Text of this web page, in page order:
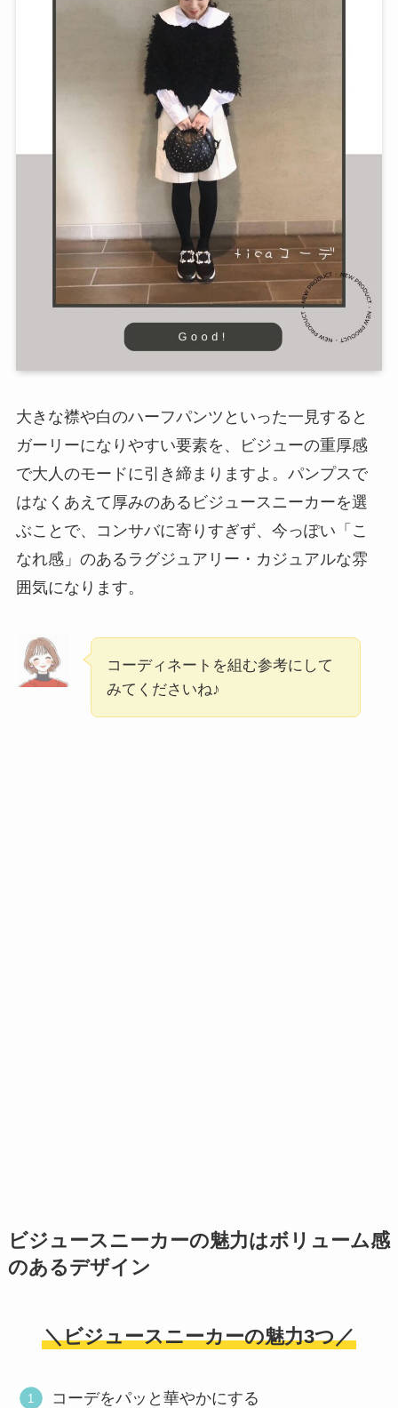
大きな襟や白のハーフパンツといった一見すると
ガーリーになりやすい要素を、ビジューの重厚感
で大人のモードに引き締まりますよ。パンプスで
はなくあえて厚みのあるビジュースニーカーを選
ぶことで、コンサバに寄りすぎず、今っぽい「こ
なれ感」のあるラグジュアリー・カジュアルな雰
囲気になります。
コーディネートを組む参考にして
みてくださいね♪
ビジュースニーカーの魅力はボリューム感
のあるデザイン
＼ビジュースニーカーの魅力3つ／
コーデをパッと華やかにする